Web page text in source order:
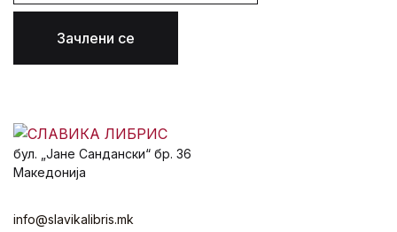
Зачлени се
бул. „Јане Сандански“ бр. 36
Македонија
info@slavikalibris.mk